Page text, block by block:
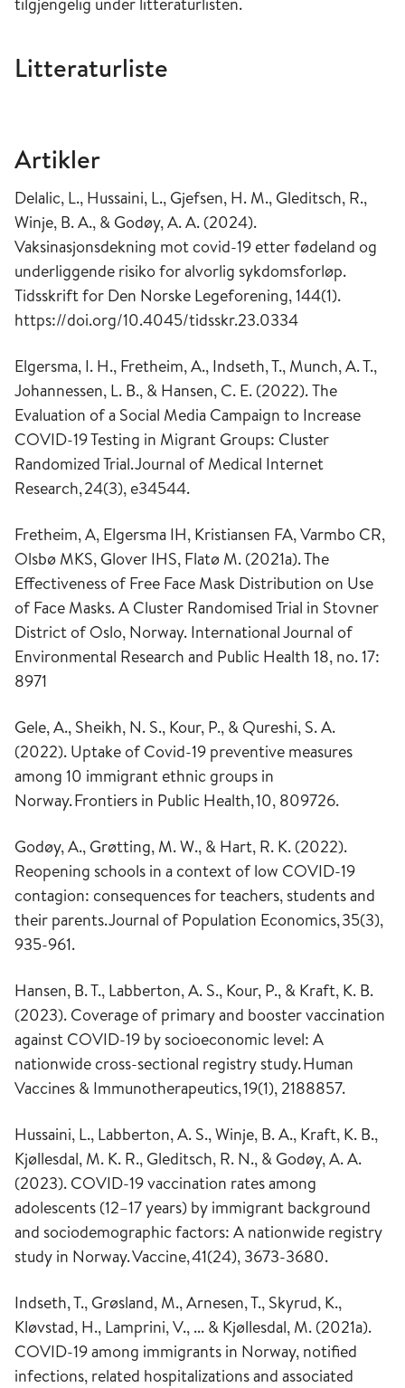
Litteraturliste
Artikler
Delalic, L., Hussaini, L., Gjefsen, H. M., Gleditsch, R.,
Winje, B. A., & Godøy, A. A. (2024).
Vaksinasjonsdekning mot covid-19 etter fødeland og
underliggende risiko for alvorlig sykdomsforløp.
Tidsskrift for Den Norske Legeforening, 144(1).
https://doi.org/10.4045/tidsskr.23.0334
Elgersma, I. H., Fretheim, A., Indseth, T., Munch, A. T.,
Johannessen, L. B., & Hansen, C. E. (2022).The
Evaluation of a Social Media Campaign to Increase
COVID-19 Testing in Migrant Groups: Cluster
Randomized Trial.Journal of Medical Internet
Research,24(3), e34544.
Fretheim, A, Elgersma IH, Kristiansen FA, Varmbo CR,
Olsbø MKS, Glover IHS, Flatø M. (2021a). The
Effectiveness of Free Face Mask Distribution on Use
of Face Masks. A Cluster Randomised Trial in Stovner
District of Oslo, Norway. International Journal of
Environmental Research and Public Health 18, no. 17:
8971
Gele, A., Sheikh, N. S., Kour, P., & Qureshi, S. A.
(2022). Uptake of Covid-19 preventive measures
among 10 immigrant ethnic groups in
Norway.Frontiers in Public Health,10, 809726.
Godøy, A., Grøtting, M. W., & Hart, R. K. (2022).
Reopening schools in a context of low COVID-19
contagion: consequences for teachers, students and
their parents.Journal of Population Economics,35(3),
935-961.
Hansen, B. T., Labberton, A. S., Kour, P., & Kraft, K. B.
(2023). Coverage of primary and booster vaccination
against COVID-19 by socioeconomic level: A
nationwide cross-sectional registry study.Human
Vaccines & Immunotherapeutics,19(1), 2188857.
Hussaini, L., Labberton, A. S., Winje, B. A., Kraft, K. B.,
Kjøllesdal, M. K. R., Gleditsch, R. N., & Godøy, A. A.
(2023). COVID-19 vaccination rates among
adolescents (12–17 years) by immigrant background
and sociodemographic factors: A nationwide registry
study in Norway.Vaccine,41(24), 3673-3680.
Indseth, T., Grøsland, M., Arnesen, T., Skyrud, K.,
Kløvstad, H., Lamprini, V., ... & Kjøllesdal, M. (2021a).
COVID-19 among immigrants in Norway, notified
infections, related hospitalizations and associated